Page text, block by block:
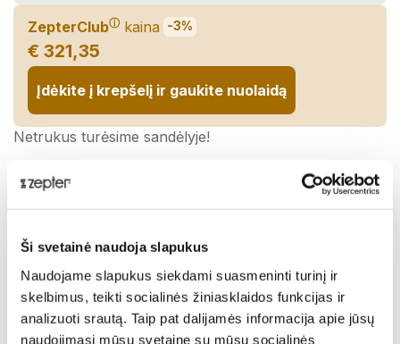
Ši svetainė naudoja slapukus
Naudojame slapukus siekdami suasmeninti turinį ir
skelbimus, teikti socialinės žiniasklaidos funkcijas ir
analizuoti srautą. Taip pat dalijamės informacija apie jūsų
naudojimąsi mūsų svetaine su mūsų socialinės
ZepterClubⓘ kaina -3%
€ 321,35
Įdėkite į krepšelį ir gaukite nuolaidą
Netrukus turėsime sandėlyje!
Pasidalinti:
Aprašymas
Ši elegantiška serviravimo įrankių kolekcija puikiai tinka
bet kokiai oficialiai progai. Įrankiai pagaminti iš
poliruoto, aukštos kokybės nerūdijančio plieno (AISI